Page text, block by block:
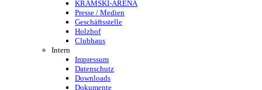
KRAMSKI-ARENA
Presse / Medien
Geschäftsstelle
Holzhof
Clubhaus
Intern
Impressum
Datenschutz
Downloads
Dokumente